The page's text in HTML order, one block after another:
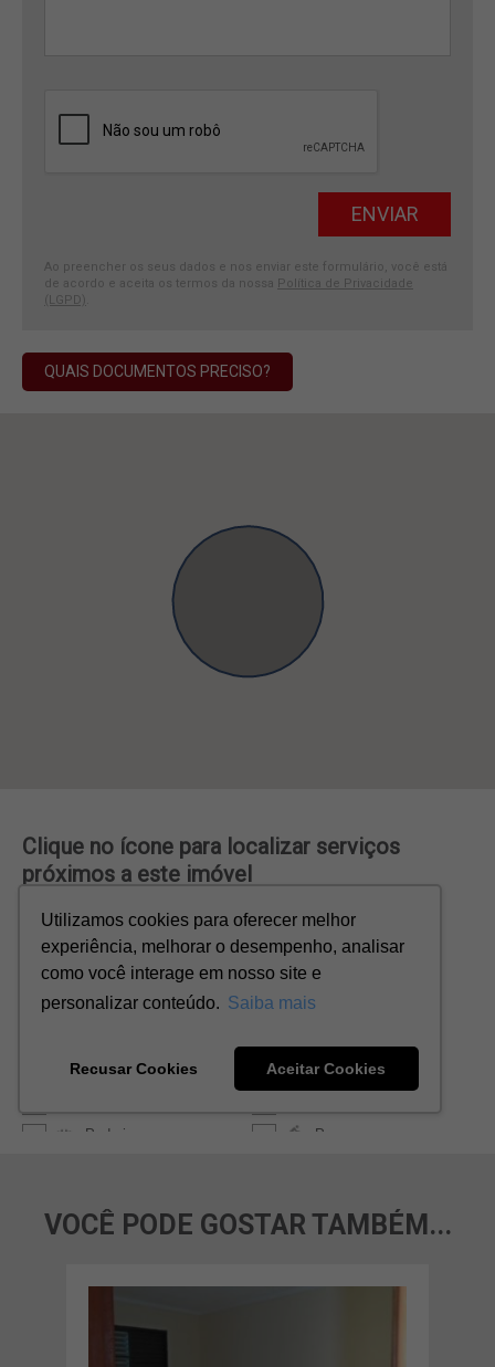
Ao preencher os seus dados e nos enviar este formulário, você está
de acordo e aceita os termos da nossa Política de Privacidade
(LGPD)
QUAIS DOCUMENTOS PRECISO?
VOCÊ PODE GOSTAR TAMBÉM...